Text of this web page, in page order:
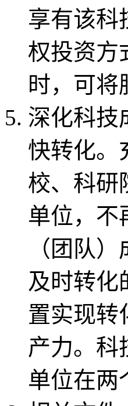
享有该科
权投资方
时，可
深化科技
快转化。
校、科研
单位，不
（团队
及时转化
置实现转
产力。科
单位在两